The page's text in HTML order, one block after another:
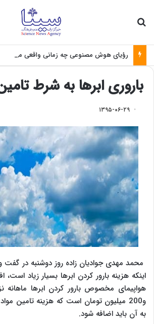
رؤیای هوش مصنوعی چه زمانی واقعی می‌شود؟
باروری ابرها به شرط
۱۳۹۵-۰۶-۲۹
محمد مهدی جوادیان زاده روز دوشنبه در گفت و
اینکه هزینه بارور کردن ابرها بسیار زیاد
هواپیمای مخصوص بارور کردن ابرها ماهانه
و200 میلیون تومان است که هزینه تامین
به آن باید اضافه شود.